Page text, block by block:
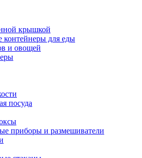
крышкой
для еды
и овощей
посуда
приборы и размешиватели